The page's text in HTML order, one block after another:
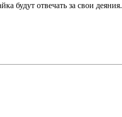
будут отвечать за свои деяния.